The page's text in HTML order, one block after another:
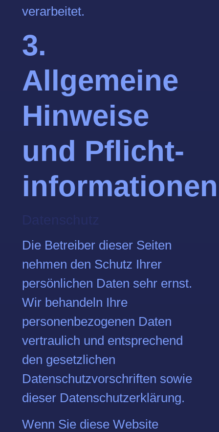
verarbeitet.
3.
Allgemeine
Hinweise
und Pflicht­
informationen
Die Betreiber dieser Seiten
nehmen den Schutz Ihrer
persönlichen Daten sehr ernst.
Wir behandeln Ihre
personenbezogenen Daten
vertraulich und entsprechend
den gesetzlichen
Datenschutzvorschriften sowie
dieser Datenschutzerklärung.
Wenn Sie diese Website